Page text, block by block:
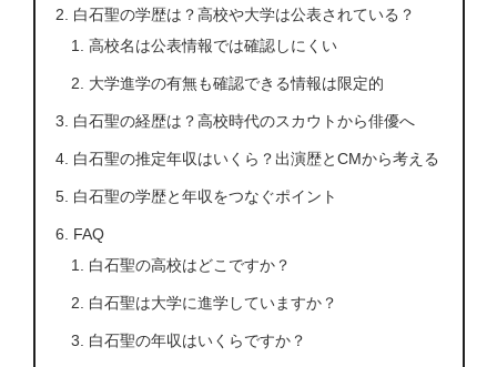
白石聖の学歴は？高校や大学は公表されている？
高校名は公表情報では確認しにくい
大学進学の有無も確認できる情報は限定的
白石聖の経歴は？高校時代のスカウトから俳優へ
白石聖の推定年収はいくら？出演歴とCMから考える
白石聖の学歴と年収をつなぐポイント
FAQ
白石聖の高校はどこですか？
白石聖は大学に進学していますか？
白石聖の年収はいくらですか？